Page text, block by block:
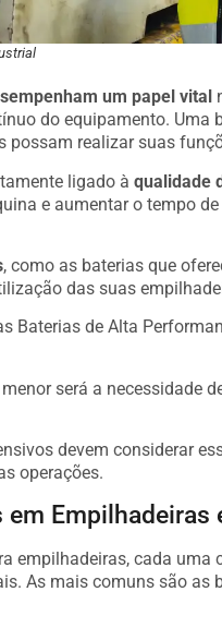
um papel vital
do equipamento. Uma
possam realizar suas
ligado à qualidade
e aumentar o tempo
, como as baterias que
das suas
Baterias de Alta
será a necessidade
devem considerar
operações.
Empilhadeiras
empilhadeiras, cada
As mais comuns são as